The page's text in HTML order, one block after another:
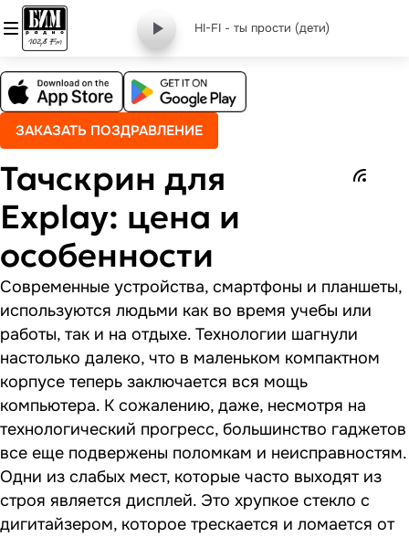
HI-FI - ты прости (дети)
ЗАКАЗАТЬ ПОЗДРАВЛЕНИЕ
Тачскрин для
Explay: цена и
особенности
Современные устройства, смартфоны и планшеты,
используются людьми как во время учебы или
работы, так и на отдыхе. Технологии шагнули
настолько далеко, что в маленьком компактном
корпусе теперь заключается вся мощь
компьютера. К сожалению, даже, несмотря на
технологический прогресс, большинство гаджетов
все еще подвержены поломкам и неисправностям.
Одни из слабых мест, которые часто выходят из
строя является дисплей. Это хрупкое стекло с
дигитайзером, которое трескается и ломается от